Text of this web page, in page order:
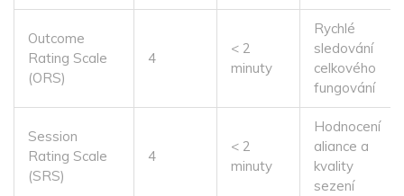
Outcome
Rating Scale
(ORS)
4
< 2
minuty
Rychlé
sledování
celkového
fungování
Session
Rating Scale
(SRS)
4
< 2
minuty
Hodnocení
aliance a
kvality
sezení